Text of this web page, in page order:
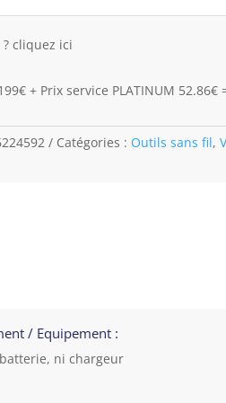
cliquez ici
+ Prix service PLATINUM 52.86€
Catégories : Outils sans fil,
/ Equipement :
ni chargeur